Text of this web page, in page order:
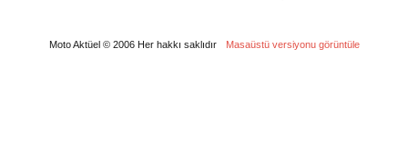
Moto Aktüel © 2006 Her hakkı saklıdır Masaüstü versiyonu görüntüle